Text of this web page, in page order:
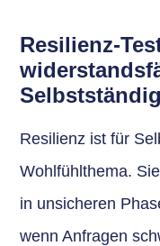
Resilienz-
Resilienz ist für
Wohlfühlthema.
in unsicheren
wenn Anfragen